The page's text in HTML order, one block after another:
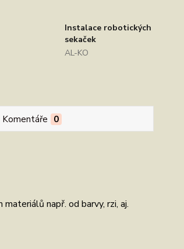
Instalace robotických
sekaček
AL-KO
Komentáře 0
např. od barvy, rzi, aj.